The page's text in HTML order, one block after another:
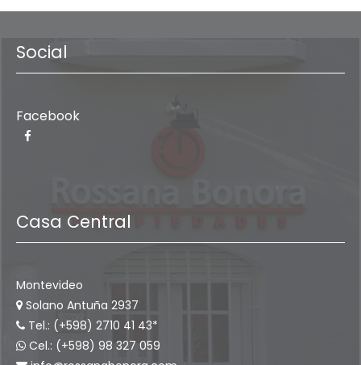
Social
Facebook
Casa Central
Montevideo
Solano Antuña 2937
Tel.: (+598) 2710 41 43*
Cel.: (+598) 98 327 059